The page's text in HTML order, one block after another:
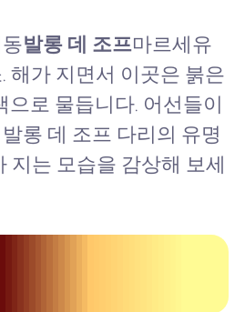
발롱 데 조프마르세유
해가 지면서 이곳은 붉은
으로 물듭니다. 어선들이
롱 데 조프 다리의 유명
지는 모습을 감상해 보세